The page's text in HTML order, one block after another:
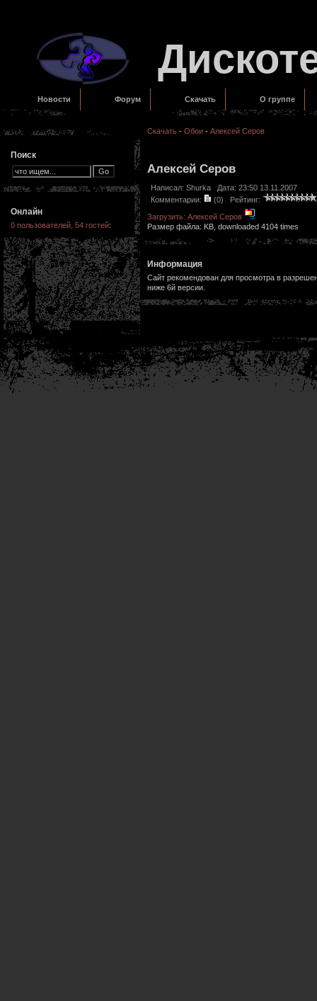
Новости Форум Скачать О группе
Поиск
Онлайн
0 пользователей, 54 гостей:
Скачать - Обои - Алексей Серов
Алексей Серов
Написал: Shurka Дата: 23:50 13.11.2007
Комментарии:
(0) Рейтинг:
Загрузить: Алексей Серов
Размер файла: KB, downloaded 4104 times
Информация
Сайт рекомендован для просмотра в
ниже 6й версии.